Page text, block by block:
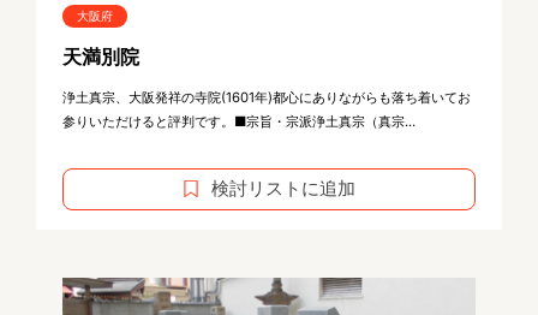
大阪府
天満別院
浄土真宗、大阪発祥の寺院(1601年)都心にありながらも落ち着いてお
参りいただけると評判です。■宗旨・宗派浄土真宗（真宗...
検討リストに追加